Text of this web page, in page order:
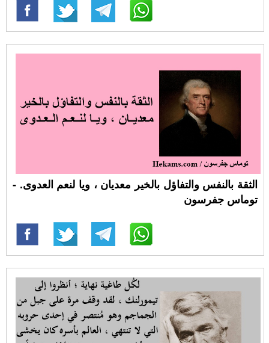
الثقة بالنفس والتفاؤل بالخير معديان ، ويا لنعم العدوى. -
توماس جفرسون